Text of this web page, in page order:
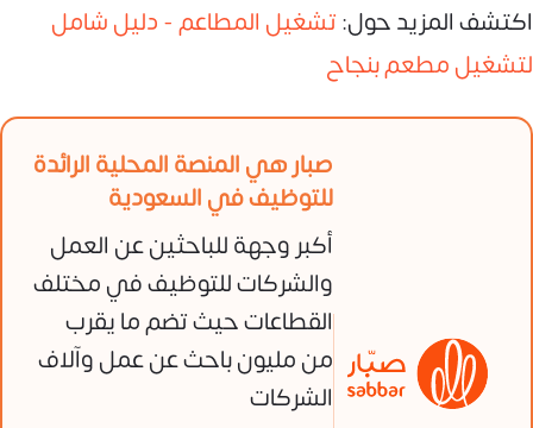
اكتشف المزيد حول:تشغيل المطاعم - دليل شامل
لتشغيل مطعم بنجاح
صبار هي المنصة المحلية الرائدة
للتوظيف في السعودية
أكبر وجهة للباحثين عن العمل
والشركات للتوظيف في مختلف
القطاعات حيث تضم ما يقرب
من مليون باحث عن عمل وآلاف
الشركات